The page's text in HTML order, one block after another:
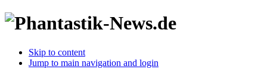
Skip to content
Jump to main navigation and login